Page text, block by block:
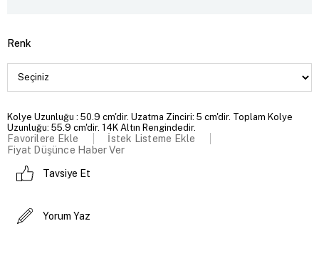
Renk
Kolye Uzunluğu : 50.9 cm'dir. Uzatma Zinciri: 5 cm'dir. Toplam Kolye
Uzunluğu: 55.9 cm'dir. 14K Altın Rengindedir.
Favorilere Ekle
İstek Listeme Ekle
Fiyat Düşünce Haber Ver
Tavsiye Et
Yorum Yaz